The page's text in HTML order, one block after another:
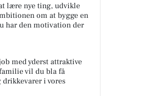
lære nye ting, udvikle
om at bygge en
har den motivation der
med yderst attraktive
vil du bla få
i vores